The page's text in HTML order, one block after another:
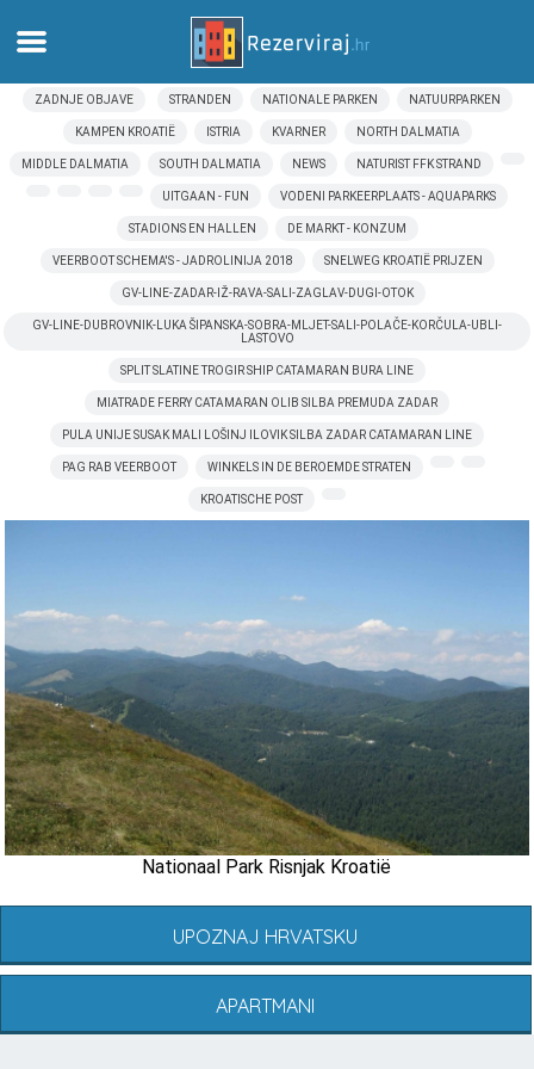
Thuis
Appartementen
Toeristeninformatie
Ontmoet Kroatië
ZADNJE OBJAVE STRANDEN NATIONALE PARKEN NATUURPARKEN
KAMPEN KROATIË ISTRIA KVARNER NORTH DALMATIA
MIDDLE DALMATIA SOUTH DALMATIA NEWS NATURIST FFK STRAND
UITGAAN - FUN VODENI PARKEERPLAATS - AQUAPARKS
STADIONS EN HALLEN DE MARKT - KONZUM
VEERBOOT SCHEMA'S - JADROLINIJA 2018 SNELWEG KROATIË PRIJZEN
GV-LINE-ZADAR-IŽ-RAVA-SALI-ZAGLAV-DUGI-OTOK
GV-LINE-DUBROVNIK-LUKA ŠIPANSKA-SOBRA-MLJET-SALI-POLAČE-KORČULA-UBLI-
LASTOVO
SPLIT SLATINE TROGIR SHIP CATAMARAN BURA LINE
MIATRADE FERRY CATAMARAN OLIB SILBA PREMUDA ZADAR
PULA UNIJE SUSAK MALI LOŠINJ ILOVIK SILBA ZADAR CATAMARAN LINE
PAG RAB VEERBOOT WINKELS IN DE BEROEMDE STRATEN
KROATISCHE POST
Nationaal Park Risnjak Kroatië
UPOZNAJ HRVATSKU
APARTMANI